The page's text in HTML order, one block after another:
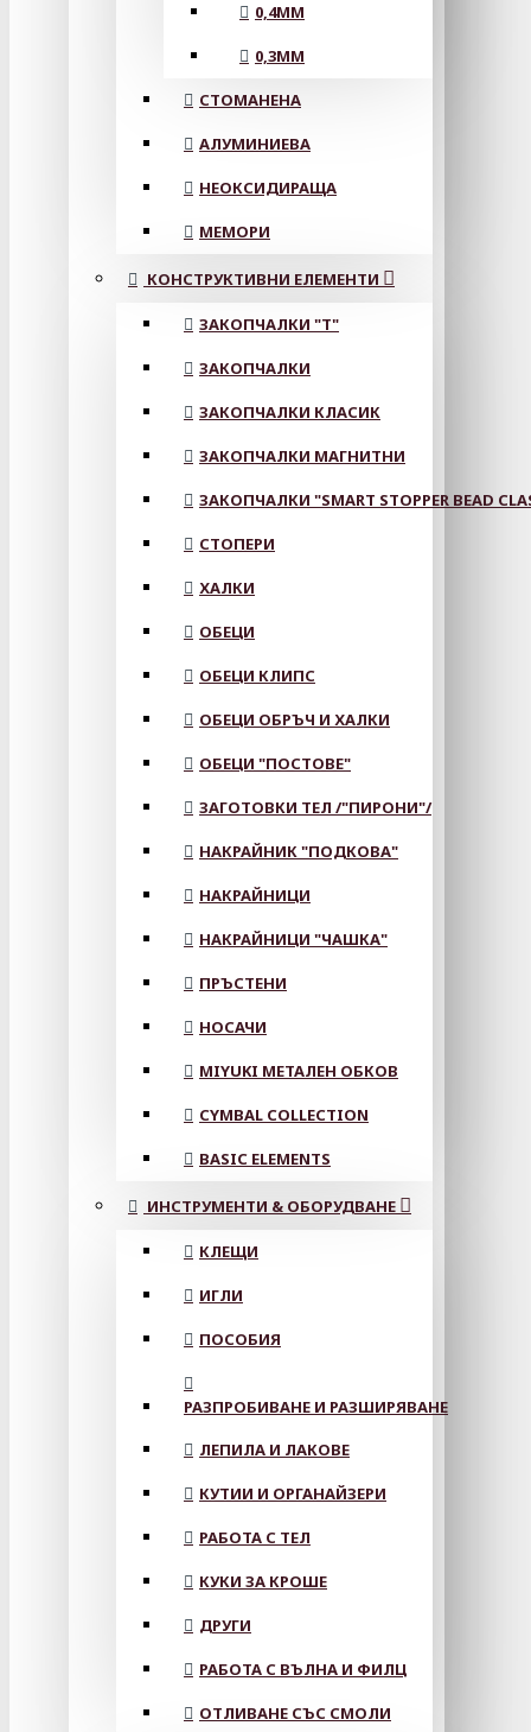
0,4MM
0,3MM
СТОМАНЕНА
АЛУМИНИЕВА
НЕОКСИДИРАЩА
МЕМОРИ
КОНСТРУКТИВНИ ЕЛЕМЕНТИ
ЗАКОПЧАЛКИ "Т"
ЗАКОПЧАЛКИ
ЗАКОПЧАЛКИ КЛАСИК
ЗАКОПЧАЛКИ МАГНИТНИ
ЗАКОПЧАЛКИ "SMART STOPPER BEAD
СТОПЕРИ
ХАЛКИ
ОБЕЦИ
ОБЕЦИ КЛИПС
ОБЕЦИ ОБРЪЧ И ХАЛКИ
ОБЕЦИ "ПОСТОВЕ"
ЗАГОТОВКИ ТЕЛ /"ПИРОНИ"/
НАКРАЙНИК "ПОДКОВА"
НАКРАЙНИЦИ
НАКРАЙНИЦИ "ЧАШКА"
ПРЪСТЕНИ
НОСАЧИ
MIYUKI МЕТАЛЕН ОБКОВ
CYMBAL COLLECTION
BASIC ELEMENTS
ИНСТРУМЕНТИ & ОБОРУДВАНЕ
КЛЕЩИ
ИГЛИ
ПОСОБИЯ
РАЗПРОБИВАНЕ И РАЗШИРЯВАНЕ
ЛЕПИЛА И ЛАКОВЕ
КУТИИ И ОРГАНАЙЗЕРИ
РАБОТА С ТЕЛ
КУКИ ЗА КРОШЕ
ДРУГИ
РАБОТА С ВЪЛНА И ФИЛЦ
ОТЛИВАНЕ СЪС СМОЛИ